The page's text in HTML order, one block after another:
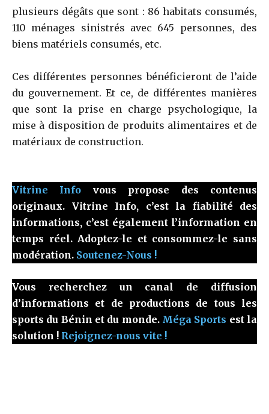
plusieurs dégâts que sont : 86 habitats consumés,
110 ménages sinistrés avec 645 personnes, des
biens matériels consumés, etc.
Ces différentes personnes bénéficieront de l’aide
du gouvernement. Et ce, de différentes manières
que sont la prise en charge psychologique, la
mise à disposition de produits alimentaires et de
matériaux de construction.
Vitrine Info vous propose des contenus
originaux. Vitrine Info, c’est la fiabilité des
informations, c’est également l’information en
temps réel. Adoptez-le et consommez-le sans
modération. Soutenez-Nous !
Vous recherchez un canal de diffusion
d’informations et de productions de tous les
sports du Bénin et du monde. Méga Sports est la
solution ! Rejoignez-nous vite !